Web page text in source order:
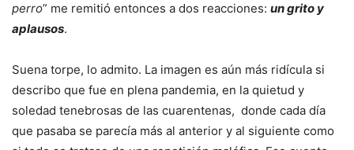
perro” me remitió entonces a dos reacciones: un grito y
aplausos.
Suena torpe, lo admito. La imagen es aún más ridícula si
describo que fue en plena pandemia, en la quietud y
soledad tenebrosas de las cuarentenas, donde cada día
que pasaba se parecía más al anterior y al siguiente como